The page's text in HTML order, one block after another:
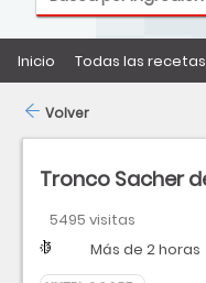
Inicio Todas las recetas
Tronco Sacher
5495 visitas
Dificultad
Tiempo Más de 2 horas
Precio medio
Volver